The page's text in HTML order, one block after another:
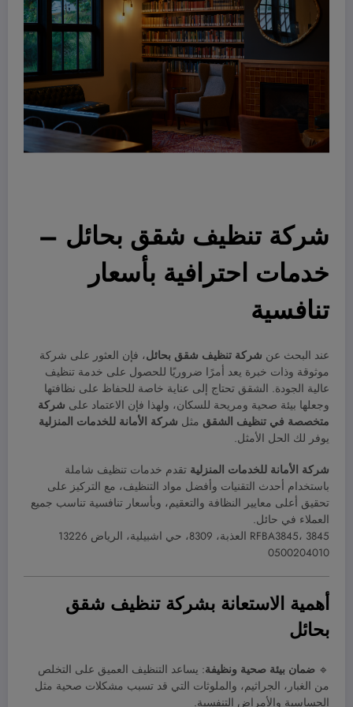
شركة تنظيف شقق بحائل –
خدمات احترافية بأسعار
تنافسية
عند البحث عن شركة تنظيف شقق بحائل، فإن العثور على شركة
موثوقة وذات خبرة يعد أمرًا ضروريًا للحصول على خدمة تنظيف
عالية الجودة. الشقق تحتاج إلى عناية خاصة للحفاظ على نظافتها
وجعلها بيئة صحية ومريحة للسكان، ولهذا فإن الاعتماد على شركة
متخصصة في تنظيف الشقق مثل شركة الأمانة للخدمات المنزلية
يوفر لك الحل الأمثل.
شركة الأمانة للخدمات المنزلية تقدم خدمات تنظيف شاملة
باستخدام أحدث التقنيات وأفضل مواد التنظيف، مع التركيز على
تحقيق أعلى معايير النظافة والتعقيم، وبأسعار تنافسية تناسب جميع
العملاء في حائل.
RFBA3845، 3845 العذبة، 8309، حي اشبيلية، الرياض 13226
0500204010
أهمية الاستعانة بشركة تنظيف شقق
بحائل
🔹 ضمان بيئة صحية ونظيفة: يساعد التنظيف العميق على التخلص
من الغبار، الجراثيم، والملوثات التي قد تسبب مشكلات صحية مثل
الحساسية والأمراض التنفسية.